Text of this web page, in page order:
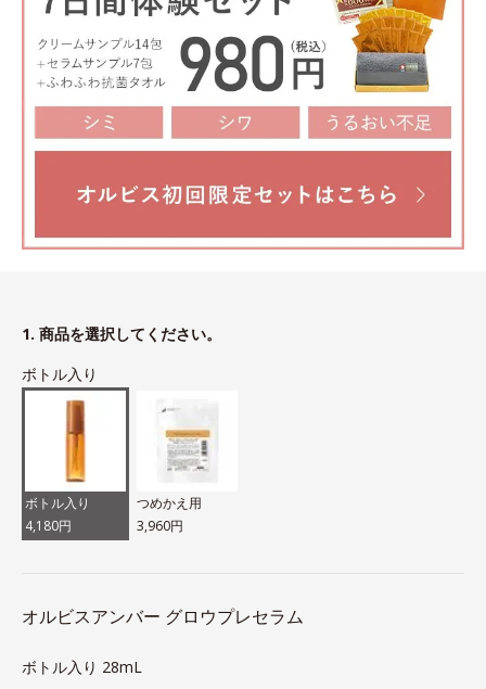
1. 商品を選択してください。
ボトル入り
ボトル入り
4,180円
つめかえ用
3,960円
オルビスアンバー グロウプレセラム
ボトル入り 28mL